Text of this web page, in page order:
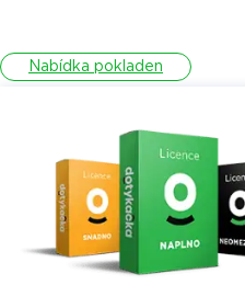
Nabídka pokladen